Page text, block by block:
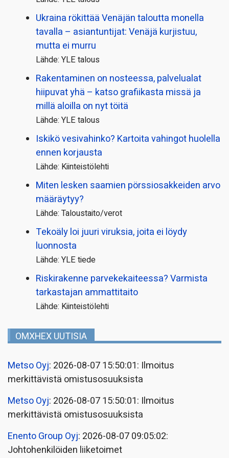
Ukraina rökittää Venäjän taloutta monella
tavalla – asiantuntijat: Venäjä kurjistuu,
mutta ei murru
Lähde: YLE talous
Rakentaminen on nosteessa, palvelualat
hiipuvat yhä – katso grafiikasta missä ja
millä aloilla on nyt töitä
Lähde: YLE talous
Iskikö vesivahinko? Kartoita vahingot huolella
ennen korjausta
Lähde: Kiinteistölehti
Miten lesken saamien pörssi­osakkeiden arvo
määräytyy?
Lähde: Taloustaito/verot
Tekoäly loi juuri viruksia, joita ei löydy
luonnosta
Lähde: YLE tiede
Riskirakenne parvekekaiteessa? Varmista
tarkastajan ammattitaito
Lähde: Kiinteistölehti
OMXHEX UUTISIA
Metso Oyj: 2026-08-07 15:50:01: Ilmoitus
merkittävistä omistusosuuksista
Metso Oyj: 2026-08-07 15:50:01: Ilmoitus
merkittävistä omistusosuuksista
Enento Group Oyj: 2026-08-07 09:05:02:
Johtohenkilöiden liiketoimet